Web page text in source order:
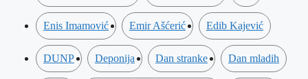
Enis Imamović Emir Ašćerić Edib Kajević
DUNP Deponija Dan stranke Dan mladih